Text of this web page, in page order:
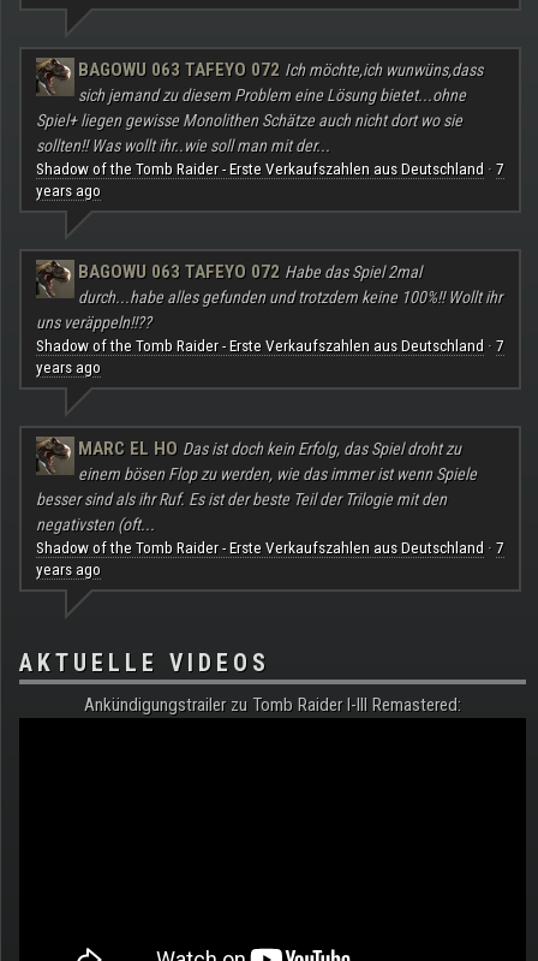
BAGOWU 063 TAFEYO 072 Ich möchte,ich wunwüns,dass
sich jemand zu diesem Problem eine Lösung bietet...ohne
Spiel+ liegen gewisse Monolithen Schätze auch nicht dort wo sie
sollten!! Was wollt ihr..wie soll man mit der...
Shadow of the Tomb Raider - Erste Verkaufszahlen aus Deutschland · 7
years ago
BAGOWU 063 TAFEYO 072 Habe das Spiel 2mal
durch...habe alles gefunden und trotzdem keine 100%!! Wollt ihr
uns veräppeln!!??
Shadow of the Tomb Raider - Erste Verkaufszahlen aus Deutschland · 7
years ago
MARC EL HO Das ist doch kein Erfolg, das Spiel droht zu
einem bösen Flop zu werden, wie das immer ist wenn Spiele
besser sind als ihr Ruf. Es ist der beste Teil der Trilogie mit den
negativsten (oft...
Shadow of the Tomb Raider - Erste Verkaufszahlen aus Deutschland · 7
years ago
AKTUELLE VIDEOS
Ankündigungstrailer zu Tomb Raider I-III Remastered: